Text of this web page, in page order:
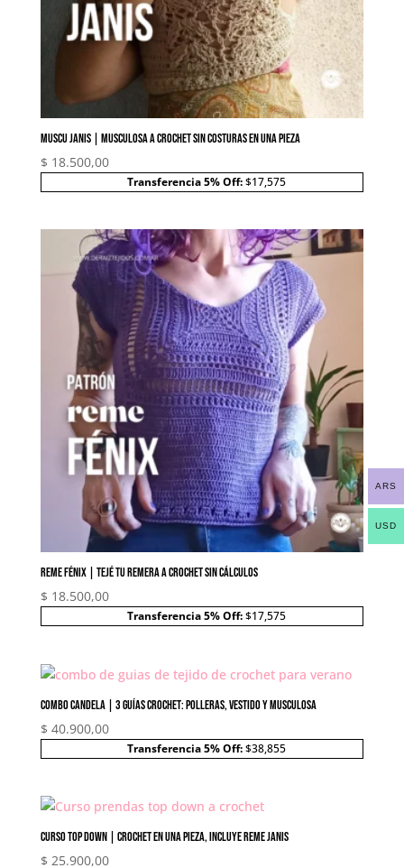
Muscu Janis | Musculosa a crochet sin costuras en una pieza
$ 18.500,00
Transferencia 5% Off:$17,575
Reme Fénix | Tejé tu remera a crochet sin cálculos
$ 18.500,00
Transferencia 5% Off:$17,575
Combo Candela | 3 guías crochet: polleras, vestido y musculosa
$ 40.900,00
Transferencia 5% Off:$38,855
Curso Top Down | Crochet en una pieza, incluye Reme Janis
$ 25.900,00
ARS
USD